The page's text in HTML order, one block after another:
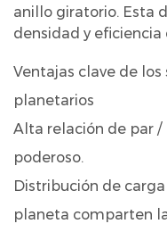
de
engranajes
Reductor
de
engranajes
planetarios
versus
anillo giratorio. Esta
densidad y eficiencia
Ventajas clave de
planetarios
Alta relación de par /
poderoso.
Distribución de carga
planeta comparten